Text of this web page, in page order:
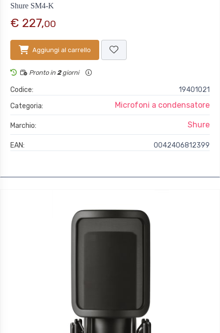
Shure SM4-K
€ 227,00
Aggiungi al carrello
Pronto in 2giorni
Codice:
19401021
Categoria:
Microfoni a condensatore
Marchio: Shure
EAN: 0042406812399